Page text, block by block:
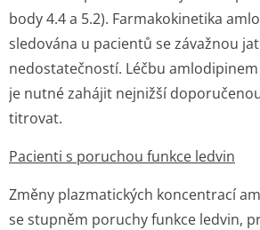
body 4.4 a 5.2). Farmakokinetika
sledována u pacientů se závažnou
nedostatečností. Léčbu
je nutné zahájit nejnižší
titrovat.
Pacienti s poruchou funkce ledvin
Změny plazmatických koncentrací
se stupněm poruchy funkce ledvin,